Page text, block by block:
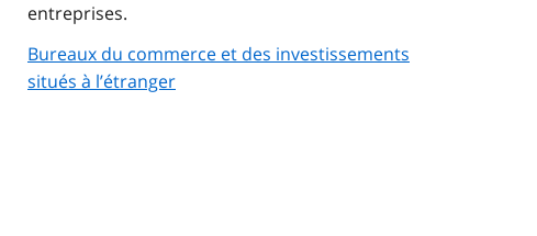
entreprises.
Bureaux du commerce et des investissements
situés à l’étranger